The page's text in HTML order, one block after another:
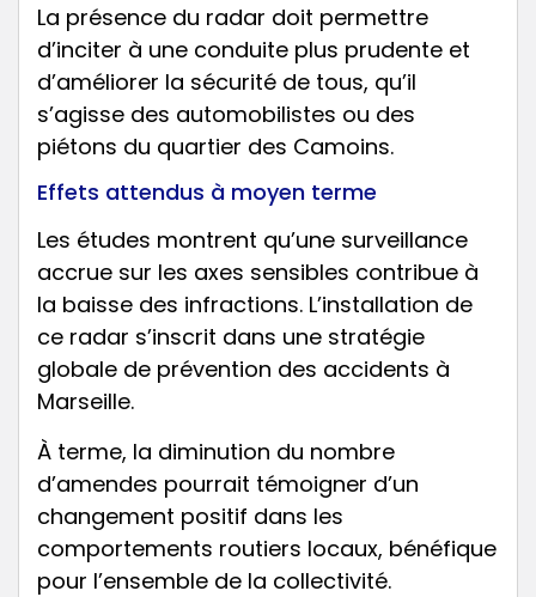
La présence du radar doit permettre
d’inciter à une conduite plus prudente et
d’améliorer la sécurité de tous, qu’il
s’agisse des automobilistes ou des
piétons du quartier des Camoins.
Effets attendus à moyen terme
Les études montrent qu’une surveillance
accrue sur les axes sensibles contribue à
la baisse des infractions. L’installation de
ce radar s’inscrit dans une stratégie
globale de prévention des accidents à
Marseille.
À terme, la diminution du nombre
d’amendes pourrait témoigner d’un
changement positif dans les
comportements routiers locaux, bénéfique
pour l’ensemble de la collectivité.